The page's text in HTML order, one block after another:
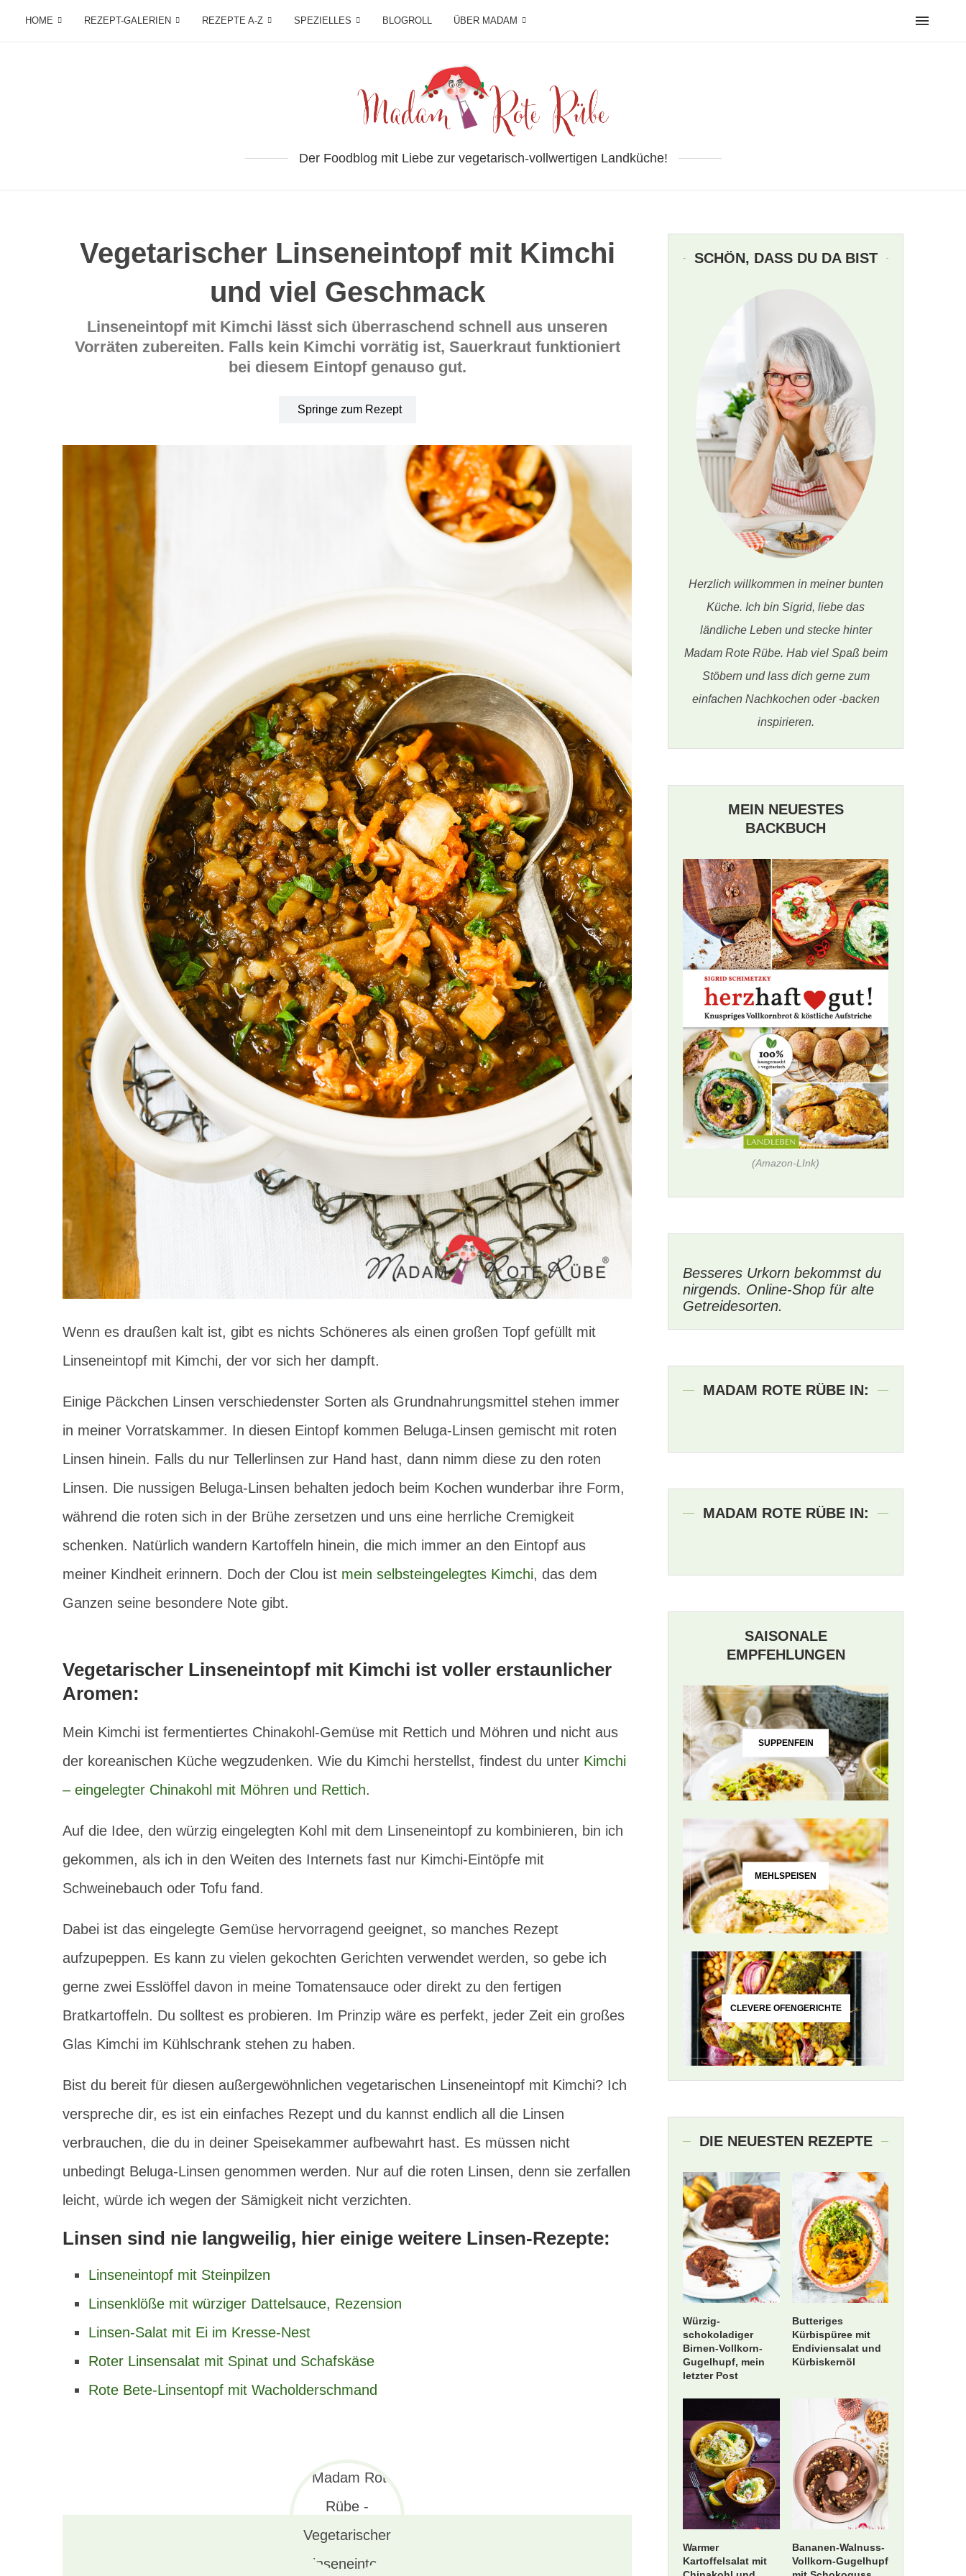
HOME REZEPT-GALERIEN REZEPTE A-Z SPEZIELLES BLOGROLL ÜBER MADAM
Der Foodblog mit Liebe zur vegetarisch-vollwertigen Landküche!
Vegetarischer Linseneintopf mit Kimchi
und viel Geschmack
Linseneintopf mit Kimchi lässt sich überraschend schnell aus unseren
Vorräten zubereiten. Falls kein Kimchi vorrätig ist, Sauerkraut funktioniert
bei diesem Eintopf genauso gut.
Springe zum Rezept
Wenn es draußen kalt ist, gibt es nichts Schöneres als einen großen Topf gefüllt mit
Linseneintopf mit Kimchi, der vor sich her dampft.
Einige Päckchen Linsen verschiedenster Sorten als Grundnahrungsmittel stehen immer
in meiner Vorratskammer. In diesen Eintopf kommen Beluga-Linsen gemischt mit roten
Linsen hinein. Falls du nur Tellerlinsen zur Hand hast, dann nimm diese zu den roten
Linsen. Die nussigen Beluga-Linsen behalten jedoch beim Kochen wunderbar ihre Form,
während die roten sich in der Brühe zersetzen und uns eine herrliche Cremigkeit
schenken. Natürlich wandern Kartoffeln hinein, die mich immer an den Eintopf aus
meiner Kindheit erinnern. Doch der Clou ist mein selbsteingelegtes Kimchi, das dem
Ganzen seine besondere Note gibt.
Vegetarischer Linseneintopf mit Kimchi ist voller erstaunlicher
Aromen:
Mein Kimchi ist fermentiertes Chinakohl-Gemüse mit Rettich und Möhren und nicht aus
der koreanischen Küche wegzudenken. Wie du Kimchi herstellst, findest du unter Kimchi
– eingelegter Chinakohl mit Möhren und Rettich.
Auf die Idee, den würzig eingelegten Kohl mit dem Linseneintopf zu kombinieren, bin ich
gekommen, als ich in den Weiten des Internets fast nur Kimchi-Eintöpfe mit
Schweinebauch oder Tofu fand.
Dabei ist das eingelegte Gemüse hervorragend geeignet, so manches Rezept
aufzupeppen. Es kann zu vielen gekochten Gerichten verwendet werden, so gebe ich
gerne zwei Esslöffel davon in meine Tomatensauce oder direkt zu den fertigen
Bratkartoffeln. Du solltest es probieren. Im Prinzip wäre es perfekt, jeder Zeit ein großes
Glas Kimchi im Kühlschrank stehen zu haben.
Bist du bereit für diesen außergewöhnlichen vegetarischen Linseneintopf mit Kimchi? Ich
verspreche dir, es ist ein einfaches Rezept und du kannst endlich all die Linsen
verbrauchen, die du in deiner Speisekammer aufbewahrt hast. Es müssen nicht
unbedingt Beluga-Linsen genommen werden. Nur auf die roten Linsen, denn sie zerfallen
leicht, würde ich wegen der Sämigkeit nicht verzichten.
Linsen sind nie langweilig, hier einige weitere Linsen-Rezepte:
Linseneintopf mit Steinpilzen
Linsenklöße mit würziger Dattelsauce, Rezension
Linsen-Salat mit Ei im Kresse-Nest
Roter Linsensalat mit Spinat und Schafskäse
Rote Bete-Linsentopf mit Wacholderschmand
SCHÖN, DASS DU DA BIST
Herzlich willkommen in meiner bunten
Küche. Ich bin Sigrid, liebe das
ländliche Leben und stecke hinter
Madam Rote Rübe. Hab viel Spaß beim
Stöbern und lass dich gerne zum
einfachen Nachkochen oder -backen
inspirieren.
MEIN NEUESTES
BACKBUCH
(Amazon-LInk)
Besseres Urkorn bekommst du
nirgends. Online-Shop für alte
Getreidesorten.
MADAM ROTE RÜBE IN:
MADAM ROTE RÜBE IN:
SAISONALE
EMPFEHLUNGEN
SUPPENFEIN
MEHLSPEISEN
CLEVERE OFENGERICHTE
DIE NEUESTEN REZEPTE
Würzig-
schokoladiger
Birnen-Vollkorn-
Gugelhupf, mein
letzter Post
Butteriges
Kürbispüree mit
Endiviensalat und
Kürbiskernöl
Warmer
Kartoffelsalat mit
Bananen-Walnuss-
Vollkorn-Gugelhupf